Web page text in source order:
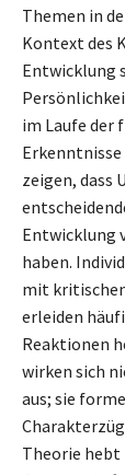
Themen in
Kontext des
Entwicklung
im Laufe der
zeigen, dass
Entwicklung
haben.
mit
erleiden
Reaktionen
wirken sich
aus; sie
Theorie hebt